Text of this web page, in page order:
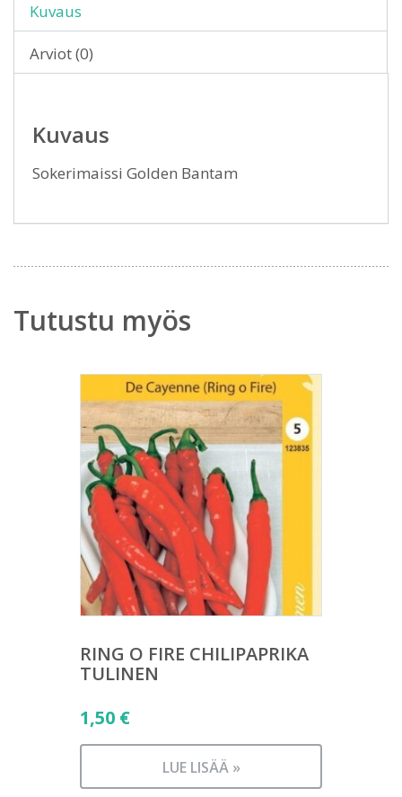
Kuvaus
Arviot (0)
Kuvaus
Sokerimaissi Golden Bantam
Tutustu myös
RING O FIRE CHILIPAPRIKA
TULINEN
1,50 €
LUE LISÄÄ »